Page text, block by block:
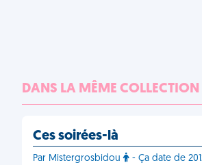
DANS LA MÊME COLLECTION
Ces soirées-là
Par Mistergrosbidou - Ça date de